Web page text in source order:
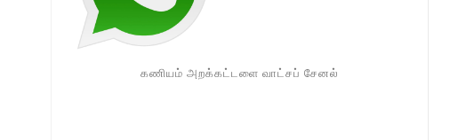
கணியம் அறக்கட்டளை வாட்சப் சேனல்